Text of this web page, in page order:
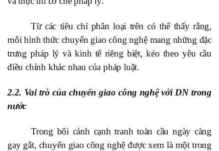
Từ các tiêu chí phân loại trên có thể thấy rằng,
mỗi hình thức chuyển giao công nghệ mang những đặc
trưng pháp lý và kinh tế riêng biệt, kéo theo yêu cầu
điều chỉnh khác nhau của pháp luật.
2.2. Vai trò của chuyển giao công nghệ với DN trong
nước
Trong bối cảnh cạnh tranh toàn cầu ngày càng
gay gắt, chuyển giao công nghệ được xem là một trong